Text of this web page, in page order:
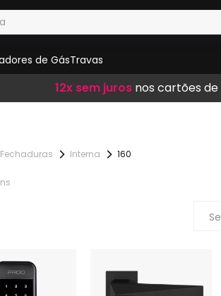
de GásTravas
Frete Grátisem compras acima
12x sem juros nos cartões
10% de descontono
Fechaduras Interna 160